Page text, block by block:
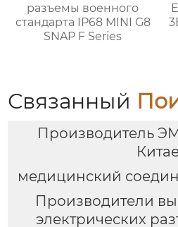
разъемы военного
стандарта IP68 MINI G8
SNAP F Series
Связанный
Производитель
медицинский
Производители
электрических